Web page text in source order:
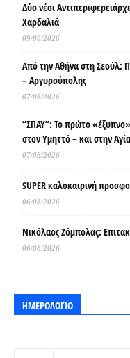
Δύο νέοι
Χαρδαλιά
09/08/2026
Από την Αθήνα στη Σεούλ:
– Αργυρούπολης
07/08/2026
“ΣΠΑΥ”: Το πρώτο
στον Υμηττό – και στην
07/08/2026
SUPER καλοκαιρινή
06/08/2026
Νικόλαος Ζόμπολας:
06/08/2026
ΗΜΕΡΟΛΟΓΙΟ